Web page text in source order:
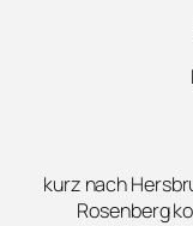
kurz nach
Rosenberg